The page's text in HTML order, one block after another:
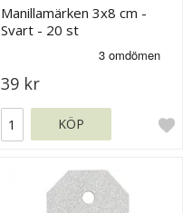
Manillamärken 3x8 cm -
Svart - 20 st
39 kr
KÖP